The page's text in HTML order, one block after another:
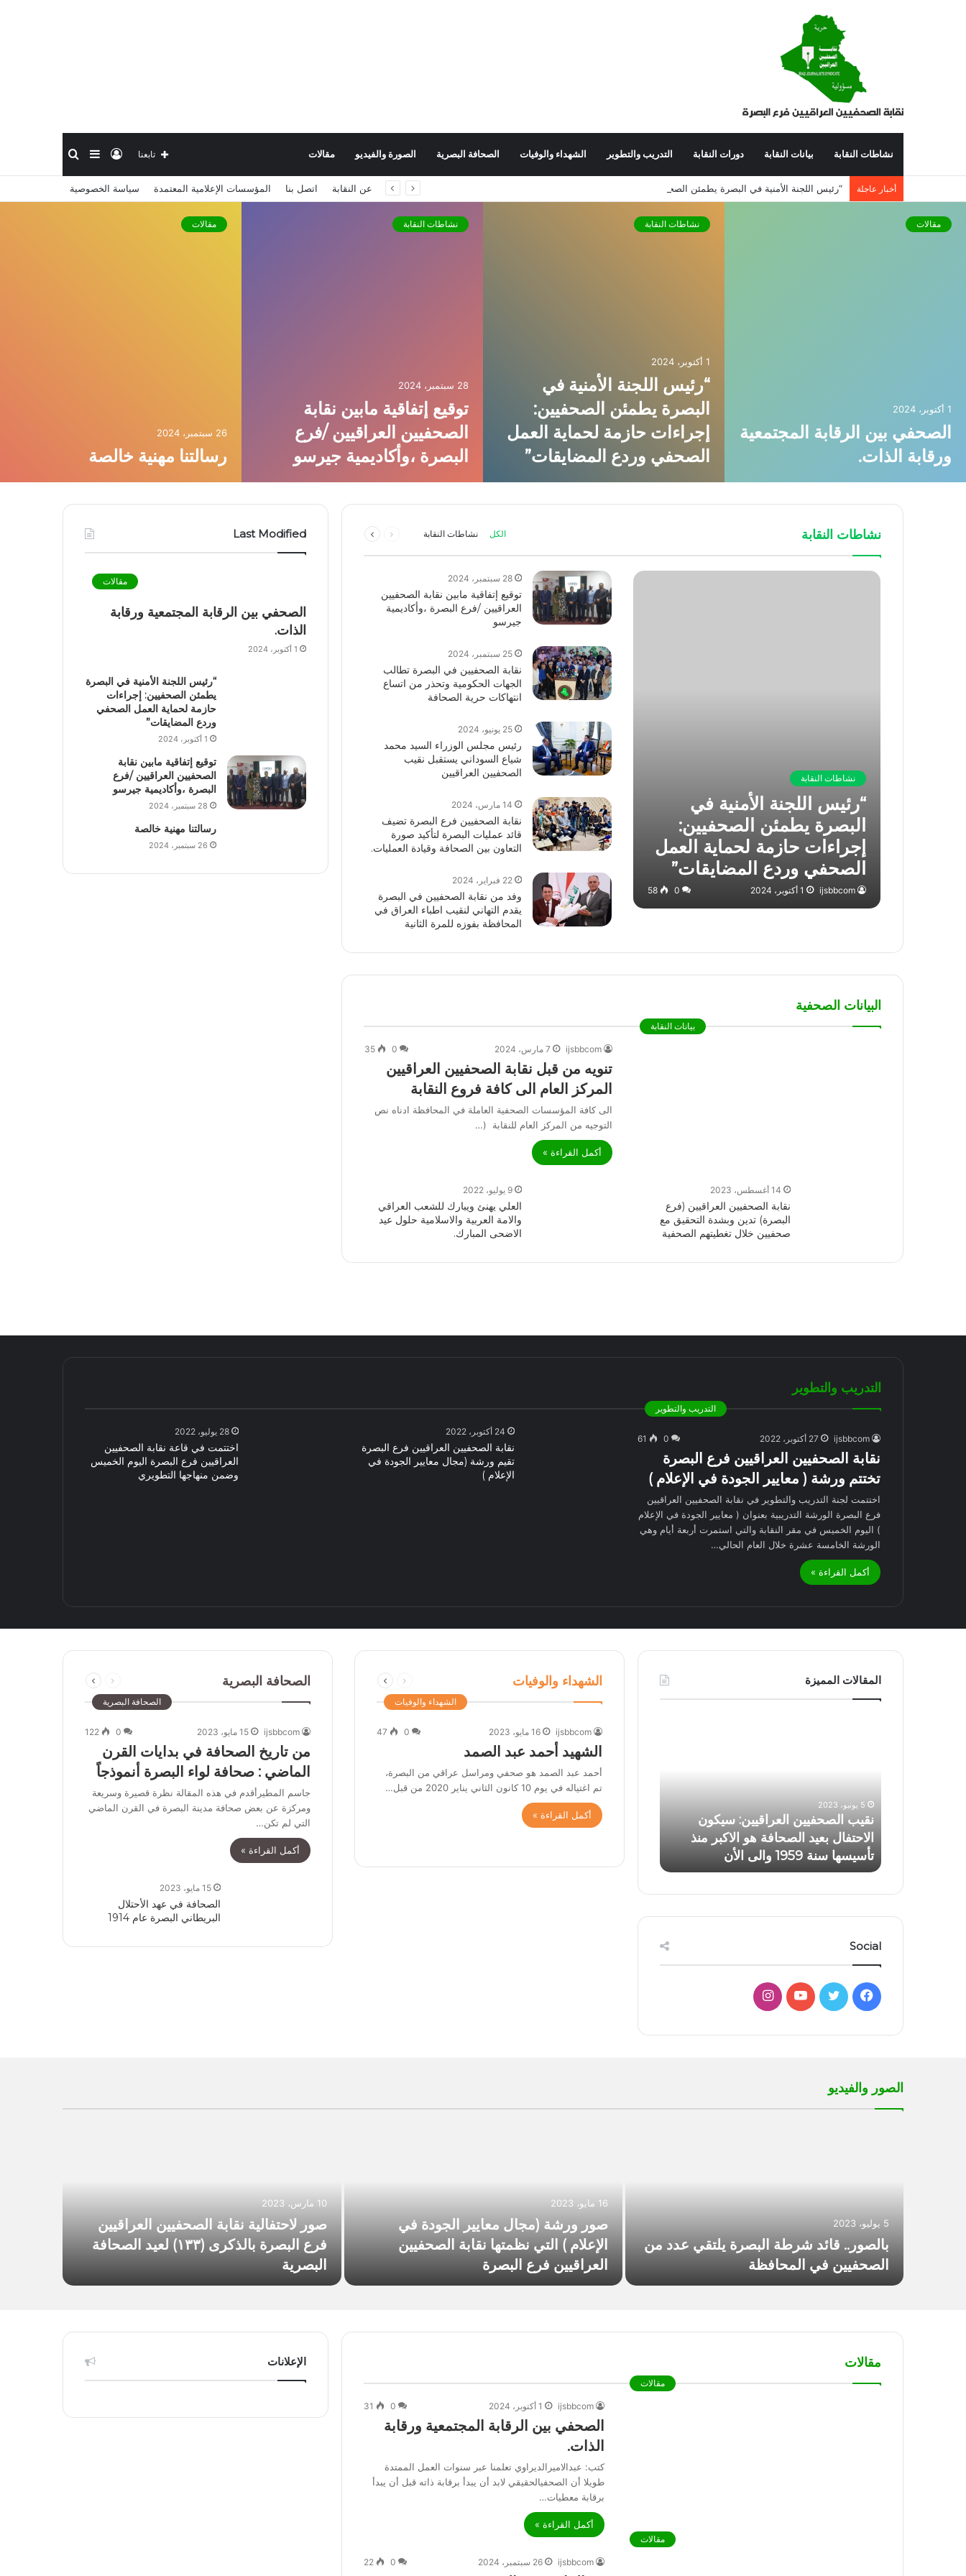
نشاطات النقابة بيانات النقابة دورات النقابة التدريب والتطوير الشهداء والوفيات الصحافة البصرية الصورة والفيديو مقالات
عن
إضافة
عمود
تسجيل
الدخول
تابعنا
أخبار عاجلة عن النقابة اتصل بنا المؤسسات الإعلامية المعتمدة سياسة الخصوصية
مقالات
1 أكتوبر، 2024
الصحفي بين الرقابة المجتمعية
ورقابة الذات.
نشاطات النقابة
1 أكتوبر، 2024
“رئيس اللجنة الأمنية في
البصرة يطمئن الصحفيين:
إجراءات حازمة لحماية العمل
الصحفي وردع المضايقات”
نشاطات النقابة
28 سبتمبر، 2024
توقيع إتفاقية مابين نقابة
الصحفيين العراقيين /فرع
البصرة ،وأكاديمية جيرسو
مقالات
26 سبتمبر، 2024
رسالتنا مهنية خالصة
نشاطات النقابة الكل نشاطات النقابة
الصفحة
نشاطات النقابة
“رئيس اللجنة الأمنية في
البصرة يطمئن الصحفيين:
إجراءات حازمة لحماية العمل
الصحفي وردع المضايقات”
ijsbbcom 1 أكتوبر، 2024 0
58
28 سبتمبر، 2024
توقيع إتفاقية مابين نقابة الصحفيين
العراقيين /فرع البصرة ،وأكاديمية
جيرسو
25 سبتمبر، 2024
نقابة الصحفيين في البصرة تطالب
الجهات الحكومية وتحذر من اتساع
انتهاكات حرية الصحافة
25 يونيو، 2024
رئيس مجلس الوزراء السيد محمد
شياع السوداني يستقبل نقيب
الصحفيين العراقيين
14 مارس، 2024
نقابة الصحفيين فرع البصرة تضيف
قائد عمليات البصرة لتأكيد صورة
التعاون بين الصحافة وقيادة العمليات.
22 فبراير، 2024
وفد من نقابة الصحفيين في البصرة
يقدم التهاني لنقيب اطباء العراق في
المحافظة بفوزه للمرة الثانية
البيانات الصحفية
بيانات النقابة
ijsbbcom 7 مارس، 2024 0
35
تنويه من قبل نقابة الصحفيين العراقيين
المركز العام الى كافة فروع النقابة
الى كافة المؤسسات الصحفية العاملة في المحافظة ادناه نص
التوجيه من المركز العام للنقابة (…
أكمل القراءة »
14 أغسطس، 2023
نقابة الصحفيين العراقيين (فرع
البصرة) تدين وبشدة التحقيق مع
صحفيين خلال تغطيتهم الصحفية
9 يوليو، 2022
العلي يهنئ ويبارك للشعب العراقي
والامة العربية والاسلامية حلول عيد
الاضحى المبارك.
Last Modified
مقالات
الصحفي بين الرقابة المجتمعية ورقابة
الذات.
1 أكتوبر، 2024
“رئيس اللجنة الأمنية في البصرة
يطمئن الصحفيين: إجراءات
حازمة لحماية العمل الصحفي
وردع المضايقات”
1 أكتوبر، 2024
توقيع إتفاقية مابين نقابة
الصحفيين العراقيين /فرع
البصرة ،وأكاديمية جيرسو
28 سبتمبر، 2024
رسالتنا مهنية خالصة
26 سبتمبر، 2024
التدريب والتطوير
التدريب والتطوير
ijsbbcom 27 أكتوبر، 2022 0
61
نقابة الصحفيين العراقيين فرع البصرة
تختتم ورشة ( معايير الجودة في الإعلام )
اختتمت لجنة التدريب والتطوير في نقابة الصحفيين العراقيين
فرع البصرة الورشة التدريبية بعنوان ( معايير الجودة في الإعلام
) اليوم الخميس في مقر النقابة والتي استمرت أربعة أيام وهي
الورشة الخامسة عشرة خلال العام الحالي…
أكمل القراءة »
24 أكتوبر، 2022
نقابة الصحفيين العراقيين فرع البصرة
تقيم ورشة (مجال معايير الجودة في
الإعلام )
28 يوليو، 2022
اختتمت في قاعة نقابة الصحفيين
العراقيين فرع البصرة اليوم الخميس
وضمن منهاجها التطويري
الشهداء والوفيات
الصفحة
الشهداء والوفيات
ijsbbcom 16 مايو، 2023 0
47
الشهيد أحمد عبد الصمد
أحمد عبد الصمد هو صحفي ومراسل عراقي من البصرة،
تم اغتياله في يوم 10 كانون الثاني يناير 2020 من قبل…
أكمل القراءة »
الصحافة البصرية
الصفحة
الصحافة البصرية
ijsbbcom 15 مايو، 2023 0
122
من تاريخ الصحافة في بدايات القرن
الماضي : صحافة لواء البصرة أنموذجاً
جاسم المطيرأقدم في هذه المقالة نظرة قصيرة وسريعة
ومركزة عن بعض صحافة مدينة البصرة في القرن الماضي
التي لم تكن…
أكمل القراءة »
15 مايو، 2023
الصحافة في عهد الأحتلال
البريطاني البصرة عام 1914
المقالات المميزة
الصحافة
هو
الاكبر
منذ
تأسيسها
والى
5 يونيو، 2023
نقيب الصحفيين العراقيين: سيكون
الاحتفال بعيد الصحافة هو الاكبر منذ
تأسيسها سنة 1959 والى الأن
Social
فيسبوكتويتر يوتيوب انستقرام
الصور والفيديو
5 يوليو، 2023
بالصور.. قائد شرطة البصرة يلتقي عدد من
الصحفيين في المحافظة
16 مايو، 2023
صور ورشة (مجال معايير الجودة في
الإعلام ) التي نظمتها نقابة الصحفيين
العراقيين فرع البصرة
10 مارس، 2023
صور لاحتفالية نقابة الصحفيين العراقيين
فرع البصرة بالذكرى (١٣٣) لعيد الصحافة
البصرية
مقالات
مقالات
ijsbbcom 1 أكتوبر، 2024 0
31
الصحفي بين الرقابة المجتمعية ورقابة
الذات.
كتب: عبدالاميرالديراوي تعلمنا عبر سنوات العمل الممتدة
طويلا أن الصحفيالحقيقي لابد أن يبدأ برقابة ذاته قبل أن يبدأ
برقابة معطيات…
أكمل القراءة »
مقالات
ijsbbcom 26 سبتمبر، 2024 0
22
الإعلانات